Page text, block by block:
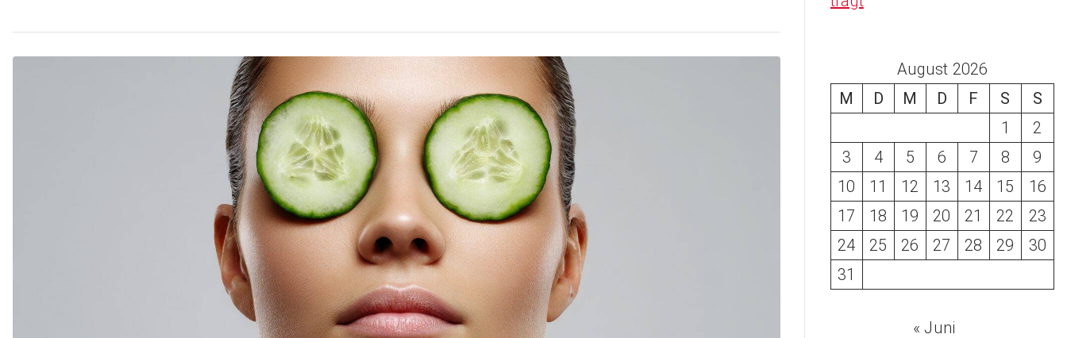
August 2026
M
D M D F S
S
1
2
3
4 5 6 7 8
9
10
11 12 13 14 15
16
17
18 19 20 21 22
23
24
25 26 27 28 29
30
31
« Juni